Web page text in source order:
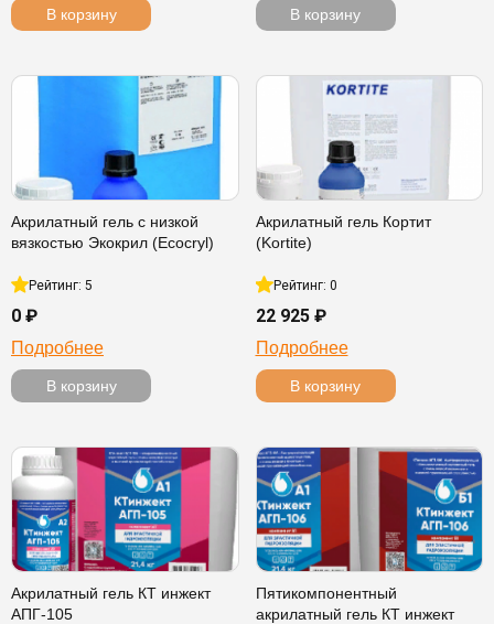
В корзину В корзину
Акрилатный гель с низкой
вязкостью Экокрил (Ecocryl)
Рейтинг: 5
0 ₽
Подробнее
В корзину
Акрилатный гель Кортит
(Kortite)
Рейтинг: 0
22 925 ₽
Подробнее
В корзину
Акрилатный гель КТ инжект
АПГ-105
Пятикомпонентный
акрилатный гель КТ инжект